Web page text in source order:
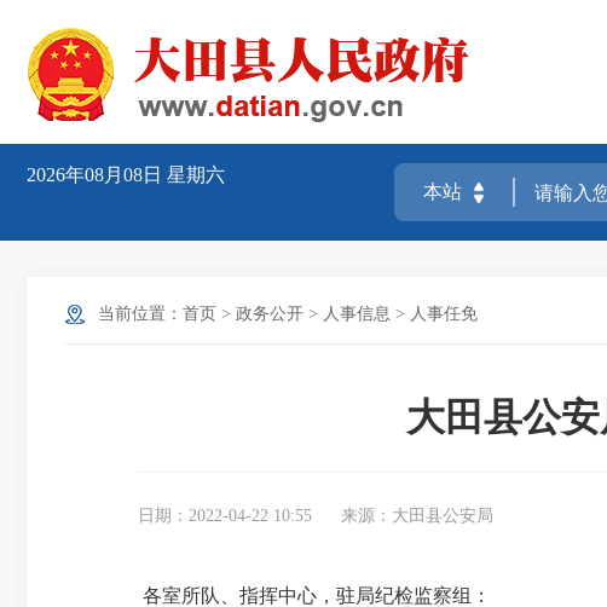
2026年08月08日 星期六
当前位置： 首页 > 政务公开 > 人事信息 > 人事任免
大田县公
日期：2022-04-22 10:55 来源：大田县公安局
各室所队、指挥中心，驻局纪检监察组：